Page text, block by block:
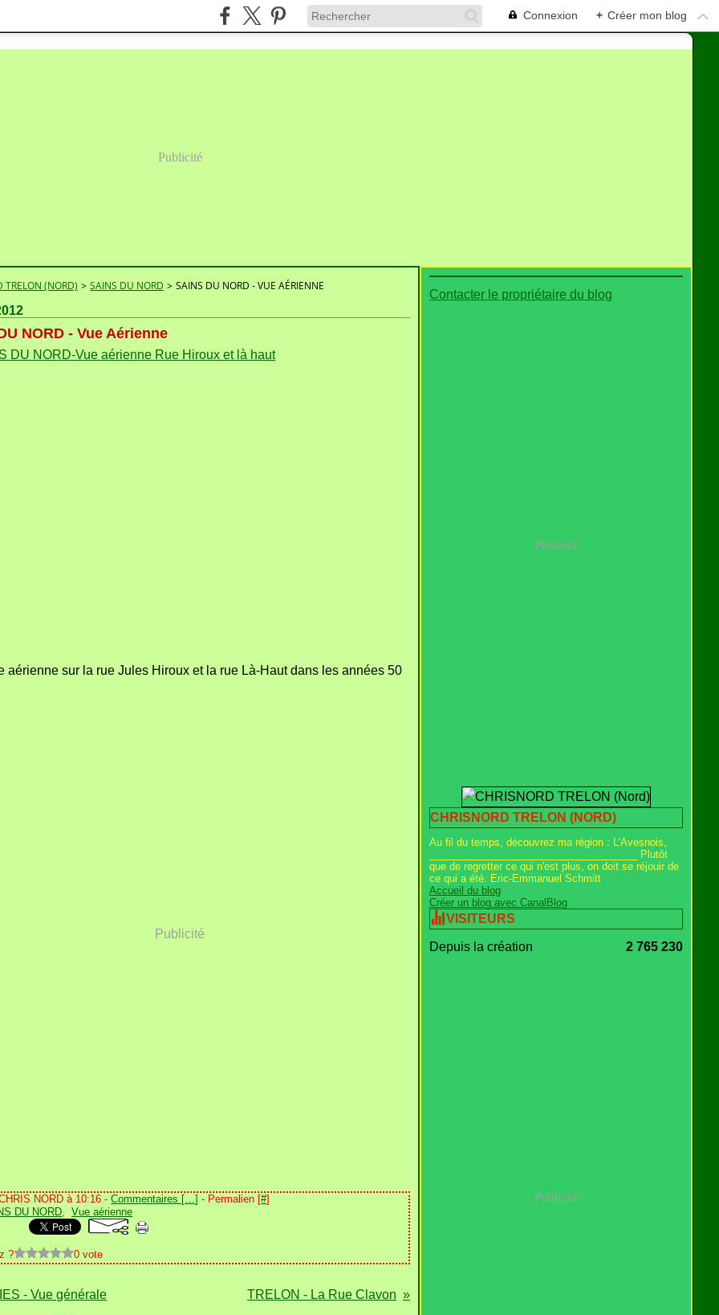
Connexion + Créer mon blog
Publicité
TRELON (NORD) > SAINS DU NORD > SAINS DU NORD - VUE AÉRIENNE
NORD - Vue Aérienne
aérienne sur la rue Jules Hiroux et la rue Là-Haut dans les années 50
Publicité
NORD à 10:16 -Commentaires […] - Permalien [#]
DU NORD,Vue aérienne
? 0 vote
- Vue générale TRELON - La Rue Clavon
Contacter le propriétaire du blog
Publicité
CHRISNORD TRELON (NORD)
Au fil du temps, découvrez ma région : L'Avesnois,
_____________________________________ Plutôt
que de regretter ce qui n'est plus, on doit se réjouir de
ce qui a été. Eric-Emmanuel Schmitt
Accueil du blog
Créer un blog avec CanalBlog
VISITEURS
Depuis la création 2 765 230
Publicité